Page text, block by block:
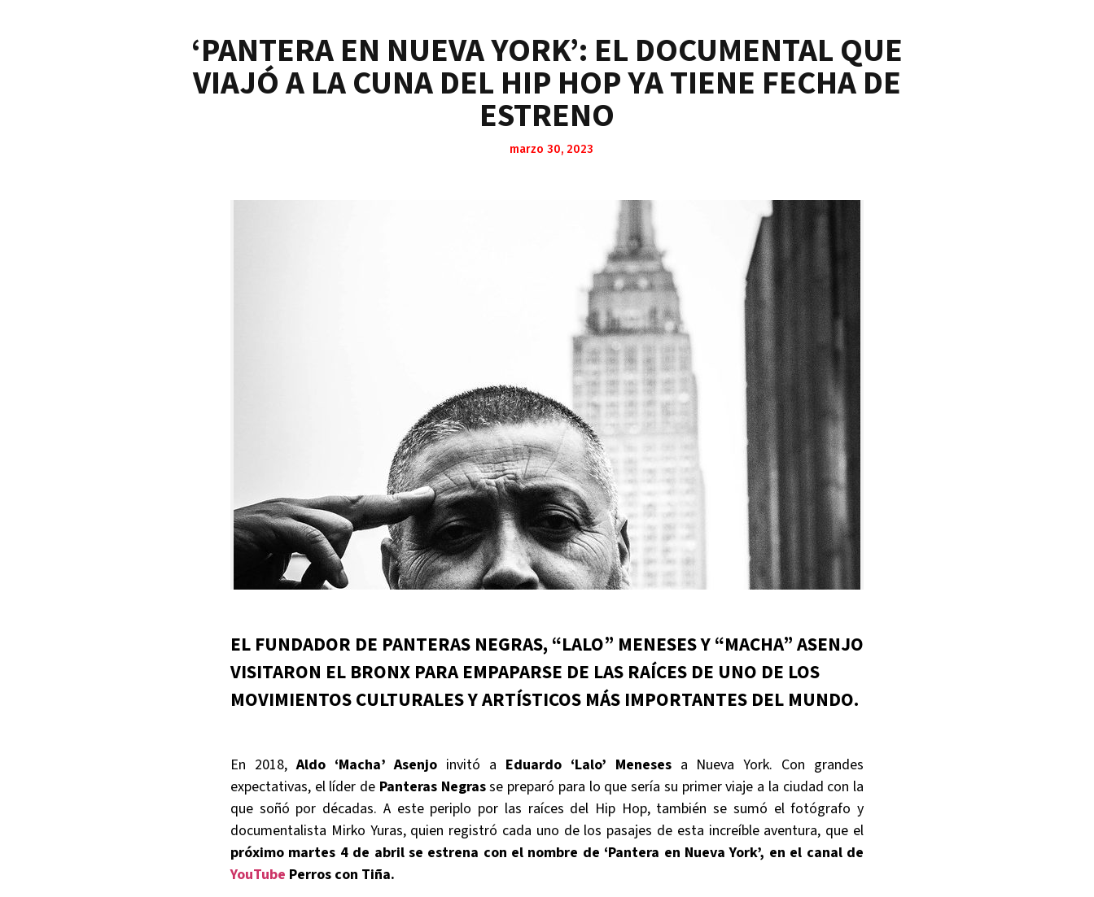
‘PANTERA EN NUEVA YORK’: EL DOCUMENTAL QUE
VIAJÓ A LA CUNA DEL HIP HOP YA TIENE FECHA DE
ESTRENO
marzo 30, 2023
EL FUNDADOR DE PANTERAS NEGRAS, “LALO” MENESES Y “MACHA” ASENJO
VISITARON EL BRONX PARA EMPAPARSE DE LAS RAÍCES DE UNO DE LOS
MOVIMIENTOS CULTURALES Y ARTÍSTICOS MÁS IMPORTANTES DEL MUNDO.
En 2018,Aldo ‘Macha’ Asenjo invitó a Eduardo ‘Lalo’ Menesesa Nueva York. Con grandes
expectativas, el líder de Panteras Negrasse preparó para lo que sería su primer viaje a la ciudad con la
que soñó por décadas. A este periplo por las raíces del Hip Hop, también se sumó el fotógrafo y
documentalista Mirko Yuras, quien registró cada uno de los pasajes de esta increíble aventura, que el
próximo martes 4 de abril se estrena con el nombre de ‘Pantera en Nueva York’, en el canal de
YouTube Perros con Tiña.